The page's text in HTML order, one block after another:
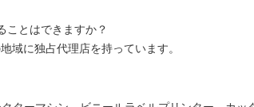
ことはできますか？
域に独占代理店を持っています。